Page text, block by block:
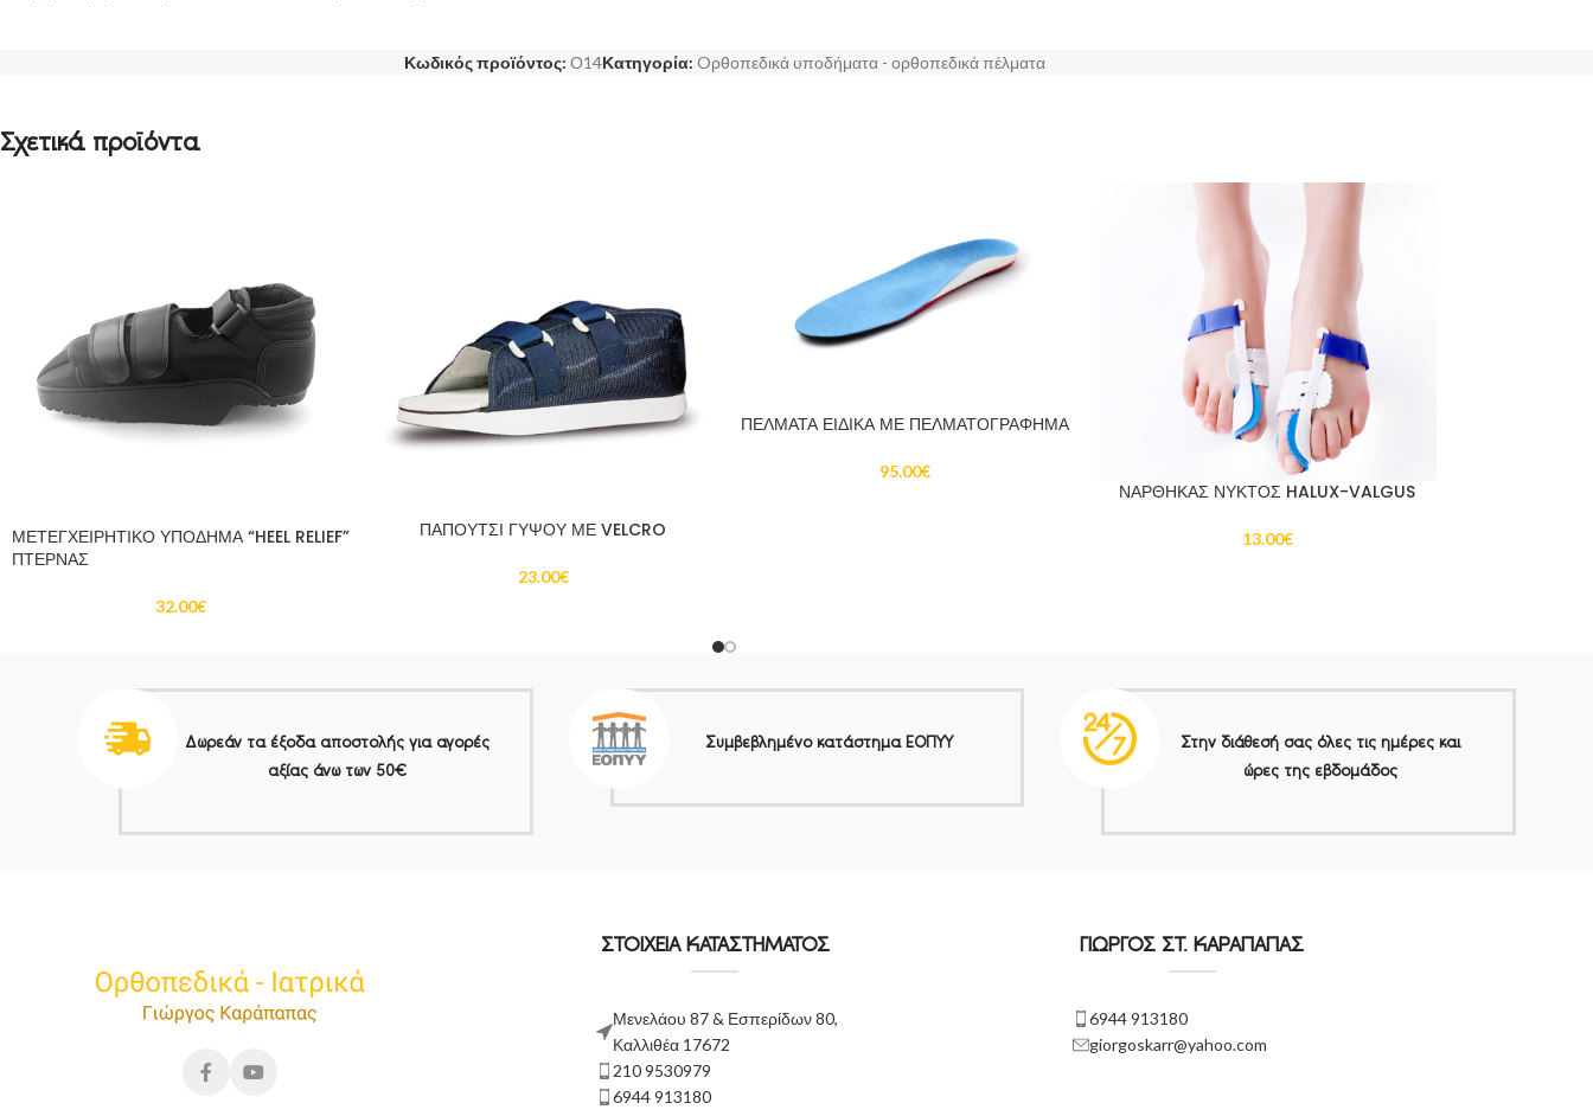
Κωδικός προϊόντος: Ο14Κατηγορία: Oρθοπεδικά υποδήματα - ορθοπεδικά πέλματα
Σχετικά προϊόντα
ΜΕΤΕΓΧΕΙΡΗΤΙΚΟ ΥΠΟΔΗΜΑ “HEEL RELIEF”
ΠΤΕΡΝΑΣ
32.00€
ΠΑΠΟΥΤΣΙ ΓΥΨΟΥ ΜΕ VELCRO
23.00€
ΠΕΛΜΑΤΑ ΕΙΔΙΚΑ ΜΕ ΠΕΛΜΑΤΟΓΡΑΦΗΜΑ
95.00€
ΝΑΡΘΗΚΑΣ ΝΥΚΤΟΣ HALUX-VALGUS
13.00€
Δωρεάν τα έξοδα αποστολής για αγορές
αξίας άνω των 50€
Συμβεβλημένο κατάστημα ΕΟΠΥΥ
Στην διάθεσή σας όλες τις ημέρες και
ώρες της εβδομάδος
ΣΤΟΙΧΕΙΑ ΚΑΤΑΣΤΗΜΑΤΟΣ
Μενελάου 87 & Εσπερίδων 80,
Καλλιθέα 17672
210 9530979
6944 913180
ΓΙΩΡΓΟΣ ΣΤ. ΚΑΡΑΠΑΠΑΣ
6944 913180
giorgoskarr@yahoo.com